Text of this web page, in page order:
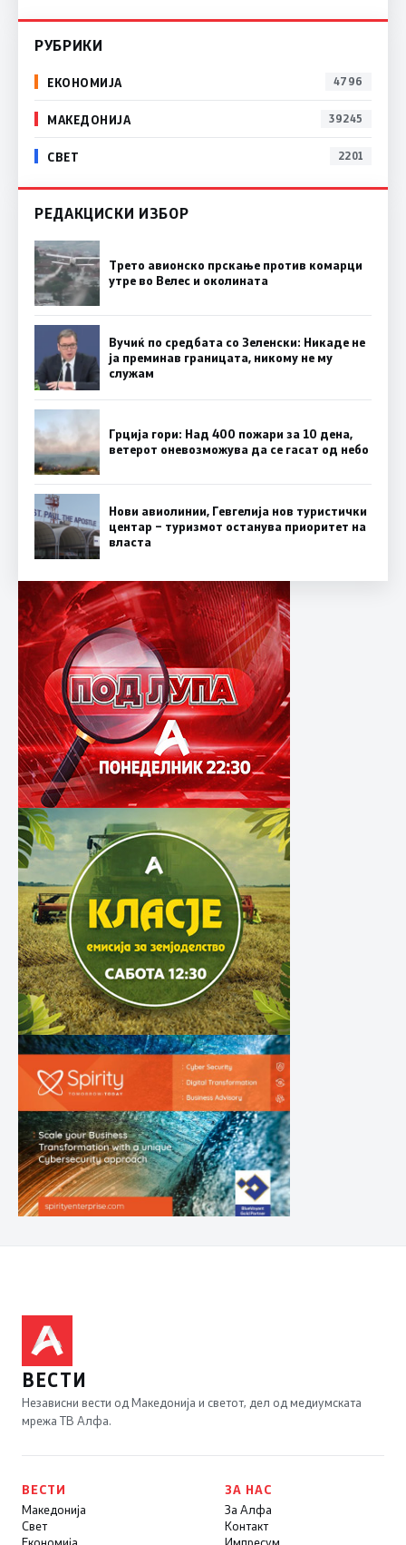
РУБРИКИ
ЕКОНОМИЈА 4796
МАКЕДОНИЈА 39245
СВЕТ 2201
РЕДАКЦИСКИ ИЗБОР
Трето авионско прскање против комарци
утре во Велес и околината
Вучиќ по средбата со Зеленски: Никаде не
ја преминав границата, никому не му
служам
Грција гори: Над 400 пожари за 10 дена,
ветерот оневозможува да се гасат од небо
Нови авиолинии, Гевгелија нов туристички
центар – туризмот останува приоритет на
власта
ВЕСТИ
Независни вести од Македонија и светот, дел од медиумската
мрежа ТВ Алфа.
ВЕСТИ
Македонија
Свет
ЗА НАС
За Алфа
Контакт